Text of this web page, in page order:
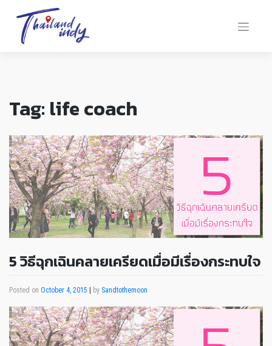
Tag: life coach
5 วิธีฉุกเฉินคลายเครียดเมื่อมีเรื่องกระทบใจ
Posted on October 4, 2015 by Sandtothemoon